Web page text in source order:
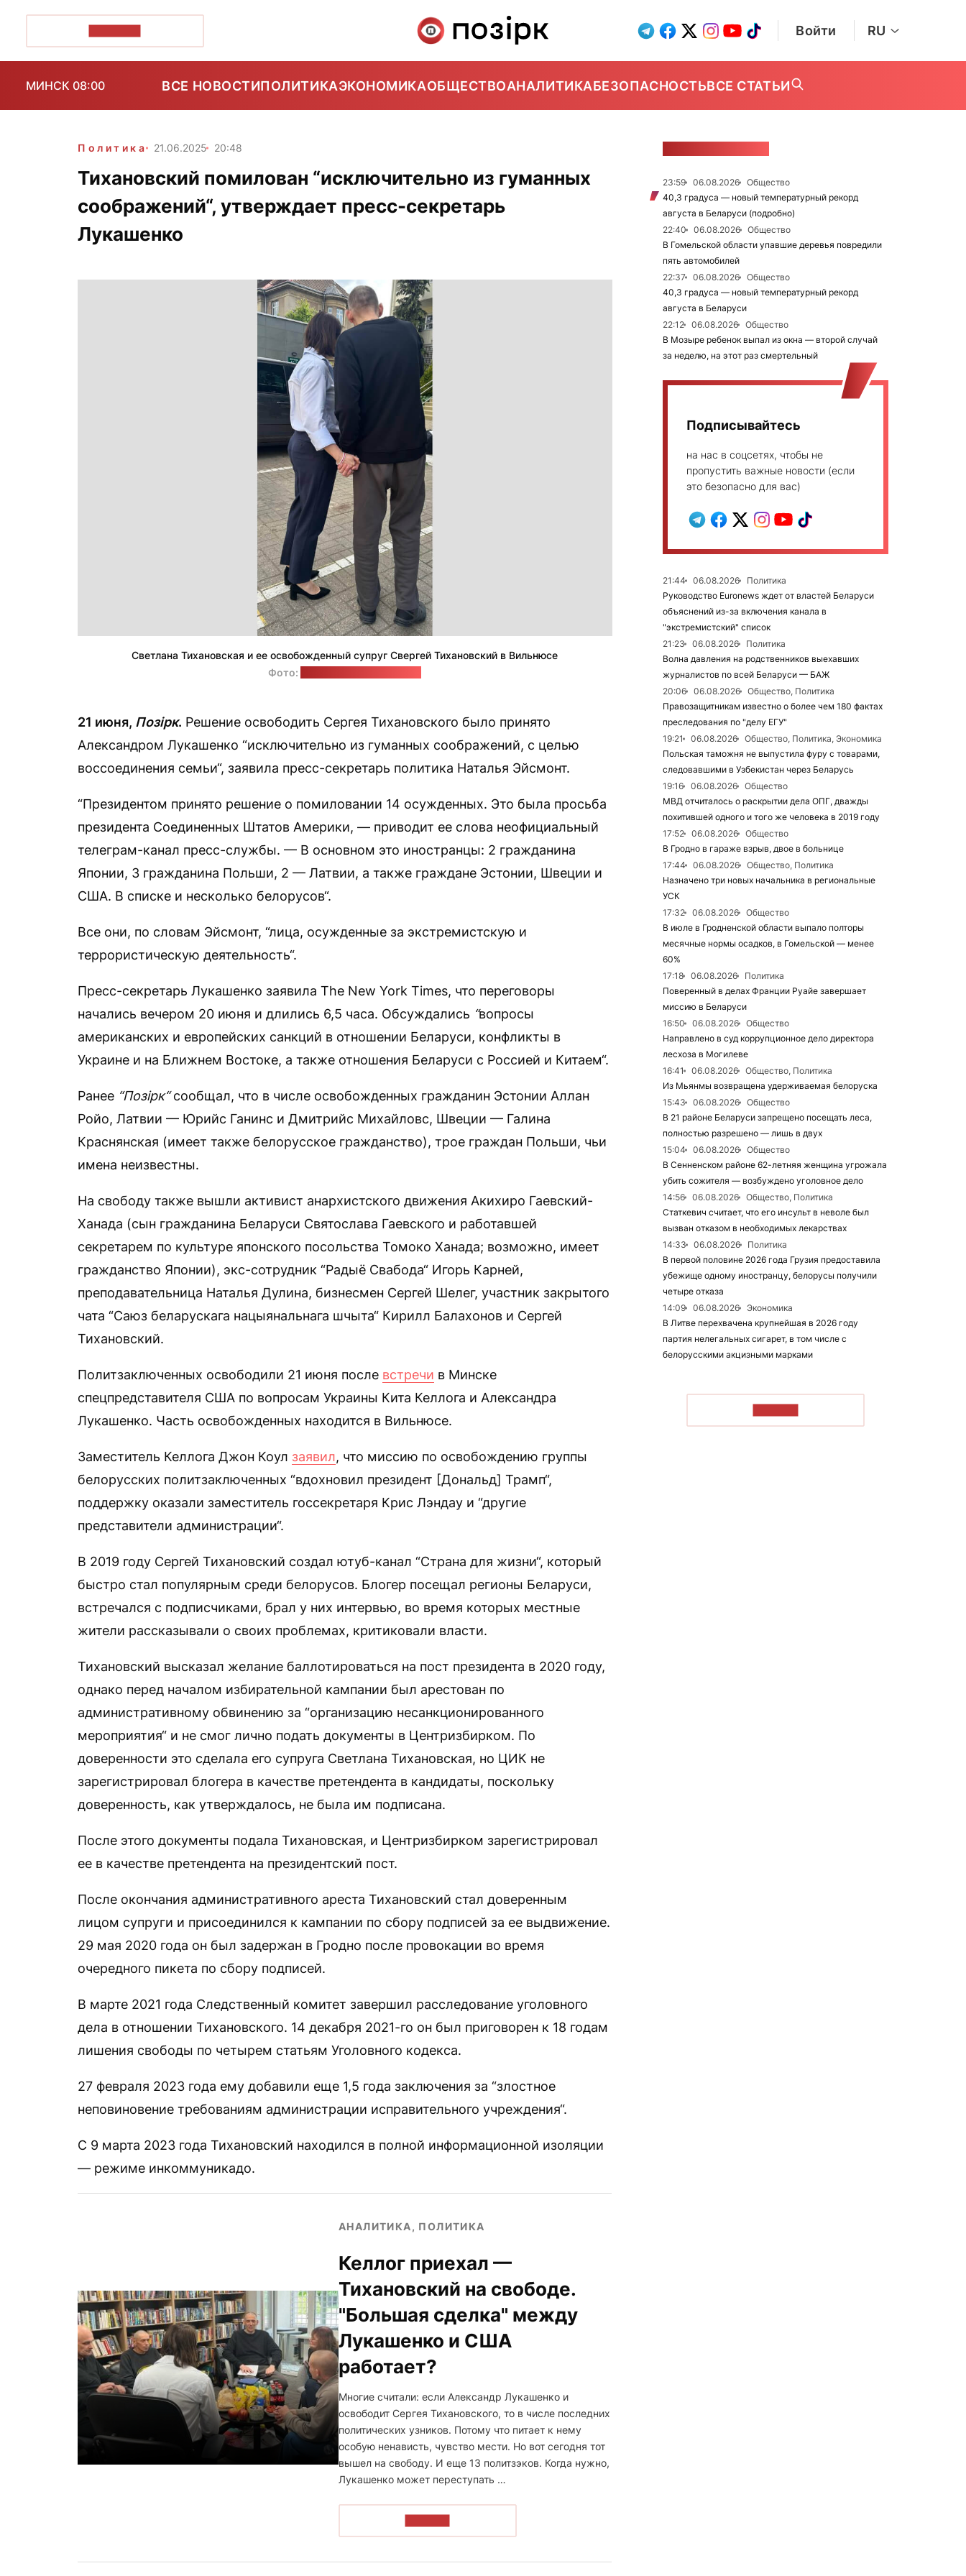
Войти RU
МИНСК 08:00 ВСЕ НОВОСТИПОЛИТИКАЭКОНОМИКАОБЩЕСТВОАНАЛИТИКАБЕЗОПАСНОСТЬВСЕ СТАТЬИ
Политика 21.06.2025 20:48
Тихановский помилован “исключительно из гуманных
соображений“, утверждает пресс-секретарь
Лукашенко
Светлана Тихановская и ее освобожденный супруг Свергей Тихановский в Вильнюсе
Фото:
21 июня, Позірк. Решение освободить Сергея Тихановского было принято
Александром Лукашенко “исключительно из гуманных соображений, с целью
воссоединения семьи“, заявила пресс-секретарь политика Наталья Эйсмонт.
“Президентом принято решение о помиловании 14 осужденных. Это была просьба
президента Соединенных Штатов Америки, — приводит ее слова неофициальный
телеграм-канал пресс-службы. — В основном это иностранцы: 2 гражданина
Японии, 3 гражданина Польши, 2 — Латвии, а также граждане Эстонии, Швеции и
США. В списке и несколько белорусов“.
Все они, по словам Эйсмонт, “лица, осужденные за экстремистскую и
террористическую деятельность“.
Пресс-секретарь Лукашенко заявила The New York Times, что переговоры
начались вечером 20 июня и длились 6,5 часа. Обсуждались “вопросы
американских и европейских санкций в отношении Беларуси, конфликты в
Украине и на Ближнем Востоке, а также отношения Беларуси с Россией и Китаем“.
Ранее “Позірк“сообщал, что в числе освобожденных гражданин Эстонии Аллан
Ройо, Латвии — Юрийс Ганинс и Дмитрийс Михайловс, Швеции — Галина
Краснянская (имеет также белорусское гражданство), трое граждан Польши, чьи
имена неизвестны.
На свободу также вышли активист анархистского движения Акихиро Гаевский-
Ханада (сын гражданина Беларуси Святослава Гаевского и работавшей
секретарем по культуре японского посольства Томоко Ханада; возможно, имеет
гражданство Японии), экс-сотрудник “Радыё Свабода“ Игорь Карней,
преподавательница Наталья Дулина, бизнесмен Сергей Шелег, участник закрытого
чата “Саюз беларускага нацыянальнага шчыта“ Кирилл Балахонов и Сергей
Тихановский.
Политзаключенных освободили 21 июня после встречи в Минске
спецпредставителя США по вопросам Украины Кита Келлога и Александра
Лукашенко. Часть освобожденных находится в Вильнюсе.
Заместитель Келлога Джон Коул заявил, что миссию по освобождению группы
белорусских политзаключенных “вдохновил президент [Дональд] Трамп“,
поддержку оказали заместитель госсекретаря Крис Лэндау и “другие
представители администрации“.
В 2019 году Сергей Тихановский создал ютуб-канал “Страна для жизни“, который
быстро стал популярным среди белорусов. Блогер посещал регионы Беларуси,
встречался с подписчиками, брал у них интервью, во время которых местные
жители рассказывали о своих проблемах, критиковали власти.
Тихановский высказал желание баллотироваться на пост президента в 2020 году,
однако перед началом избирательной кампании был арестован по
административному обвинению за “организацию несанкционированного
мероприятия“ и не смог лично подать документы в Центризбирком. По
доверенности это сделала его супруга Светлана Тихановская, но ЦИК не
зарегистрировал блогера в качестве претендента в кандидаты, поскольку
доверенность, как утверждалось, не была им подписана.
После этого документы подала Тихановская, и Центризбирком зарегистрировал
ее в качестве претендента на президентский пост.
После окончания административного ареста Тихановский стал доверенным
лицом супруги и присоединился к кампании по сбору подписей за ее выдвижение.
29 мая 2020 года он был задержан в Гродно после провокации во время
очередного пикета по сбору подписей.
В марте 2021 года Следственный комитет завершил расследование уголовного
дела в отношении Тихановского. 14 декабря 2021-го он был приговорен к 18 годам
лишения свободы по четырем статьям Уголовного кодекса.
27 февраля 2023 года ему добавили еще 1,5 года заключения за “злостное
неповиновение требованиям администрации исправительного учреждения“.
С 9 марта 2023 года Тихановский находился в полной информационной изоляции
— режиме инкоммуникадо.
АНАЛИТИКА, ПОЛИТИКА
Келлог приехал —
Тихановский на свободе.
"Большая сделка" между
Лукашенко и США
работает?
Многие считали: если Александр Лукашенко и
освободит Сергея Тихановского, то в числе последних
политических узников. Потому что питает к нему
особую ненависть, чувство мести. Но вот сегодня тот
вышел на свободу. И еще 13 политзэков. Когда нужно,
Лукашенко может переступать …
23:59 06.08.2026
Общество
40,3 градуса — новый температурный рекорд
августа в Беларуси (подробно)
22:40
06.08.2026
Общество
В Гомельской области упавшие деревья повредили
пять автомобилей
22:37
06.08.2026
Общество
40,3 градуса — новый температурный рекорд
августа в Беларуси
22:12
06.08.2026
Общество
В Мозыре ребенок выпал из окна — второй случай
за неделю, на этот раз смертельный
Подписывайтесь
на нас в соцсетях, чтобы не
пропустить важные новости (если
это безопасно для вас)
21:44 06.08.2026
Политика
Руководство Euronews ждет от властей Беларуси
объяснений из-за включения канала в
"экстремистский" список
21:23
06.08.2026
Политика
Волна давления на родственников выехавших
журналистов по всей Беларуси — БАЖ
20:06
06.08.2026
Общество, Политика
Правозащитникам известно о более чем 180 фактах
преследования по "делу ЕГУ"
19:21
06.08.2026
Общество, Политика, Экономика
Польская таможня не выпустила фуру с товарами,
следовавшими в Узбекистан через Беларусь
19:16
06.08.2026
Общество
МВД отчиталось о раскрытии дела ОПГ, дважды
похитившей одного и того же человека в 2019 году
17:52
06.08.2026
Общество
В Гродно в гараже взрыв, двое в больнице
17:44
06.08.2026
Общество, Политика
Назначено три новых начальника в региональные
УСК
17:32
06.08.2026
Общество
В июле в Гродненской области выпало полторы
месячные нормы осадков, в Гомельской — менее
60%
17:18
06.08.2026
Политика
Поверенный в делах Франции Руайе завершает
миссию в Беларуси
16:50
06.08.2026
Общество
Направлено в суд коррупционное дело директора
лесхоза в Могилеве
16:41
06.08.2026
Общество, Политика
Из Мьянмы возвращена удерживаемая белоруска
15:43
06.08.2026
Общество
В 21 районе Беларуси запрещено посещать леса,
полностью разрешено — лишь в двух
15:04
06.08.2026
Общество
В Сенненском районе 62-летняя женщина угрожала
убить сожителя — возбуждено уголовное дело
14:56
06.08.2026
Общество, Политика
Статкевич считает, что его инсульт в неволе был
вызван отказом в необходимых лекарствах
14:33
06.08.2026
Политика
В первой половине 2026 года Грузия предоставила
убежище одному иностранцу, белорусы получили
четыре отказа
14:09
06.08.2026
Экономика
В Литве перехвачена крупнейшая в 2026 году
партия нелегальных сигарет, в том числе с
белорусскими акцизными марками